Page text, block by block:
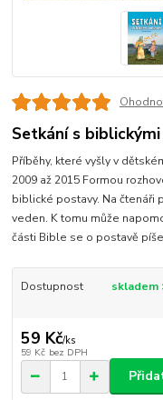
Setkání s
Příběhy, které vyšly v
2009 až 2015 Formou
biblické postavy. Na čtenáři
veden. K tomu může
části Bible se o postavě
Dostupnost skladem
59 Kč/ks
59 Kč bez DPH